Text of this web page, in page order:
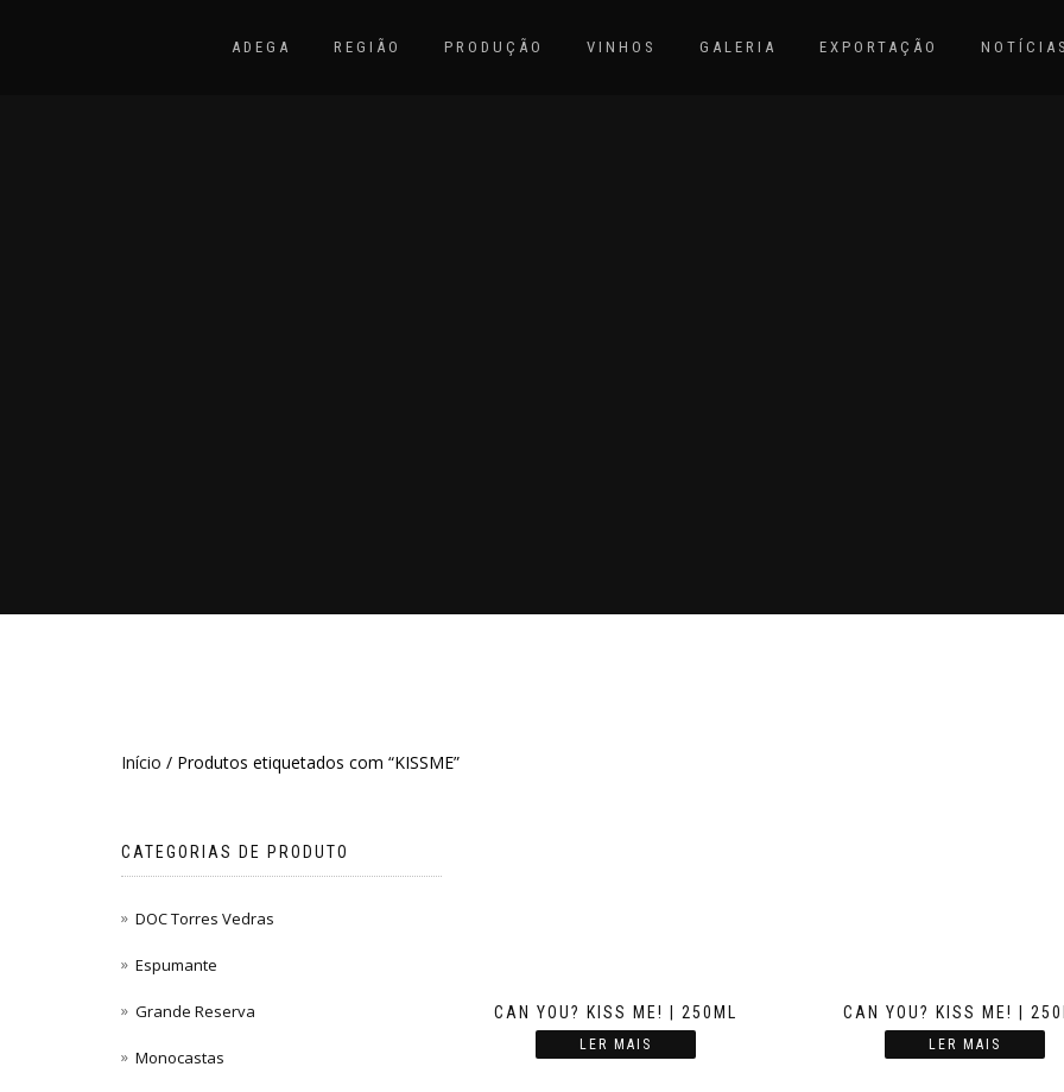
ADEGA REGIÃO PRODUÇÃO VINHOS GALERIA EXPORTAÇÃO
Início / Produtos etiquetados com “KISSME”
CAN YOU? KISS ME! | 250ML
LER MAIS
CAN YOU? KISS ME! |
LER MAIS
CATEGORIAS DE PRODUTO
DOC Torres Vedras
Espumante
Grande Reserva
Monocastas